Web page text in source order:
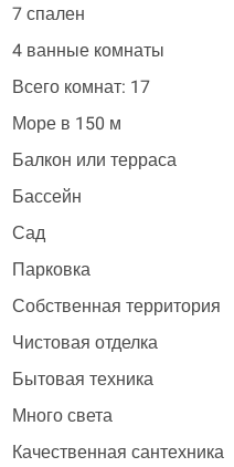
7 спален
4 ванные комнаты
Всего комнат: 17
Море в 150 м
Балкон или терраса
Бассейн
Сад
Парковка
Собственная территория
Чистовая отделка
Бытовая техника
Много света
Качественная сантехника